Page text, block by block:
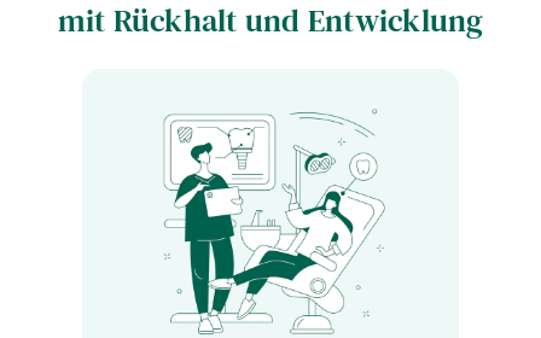
mit Rückhalt und Entwicklung